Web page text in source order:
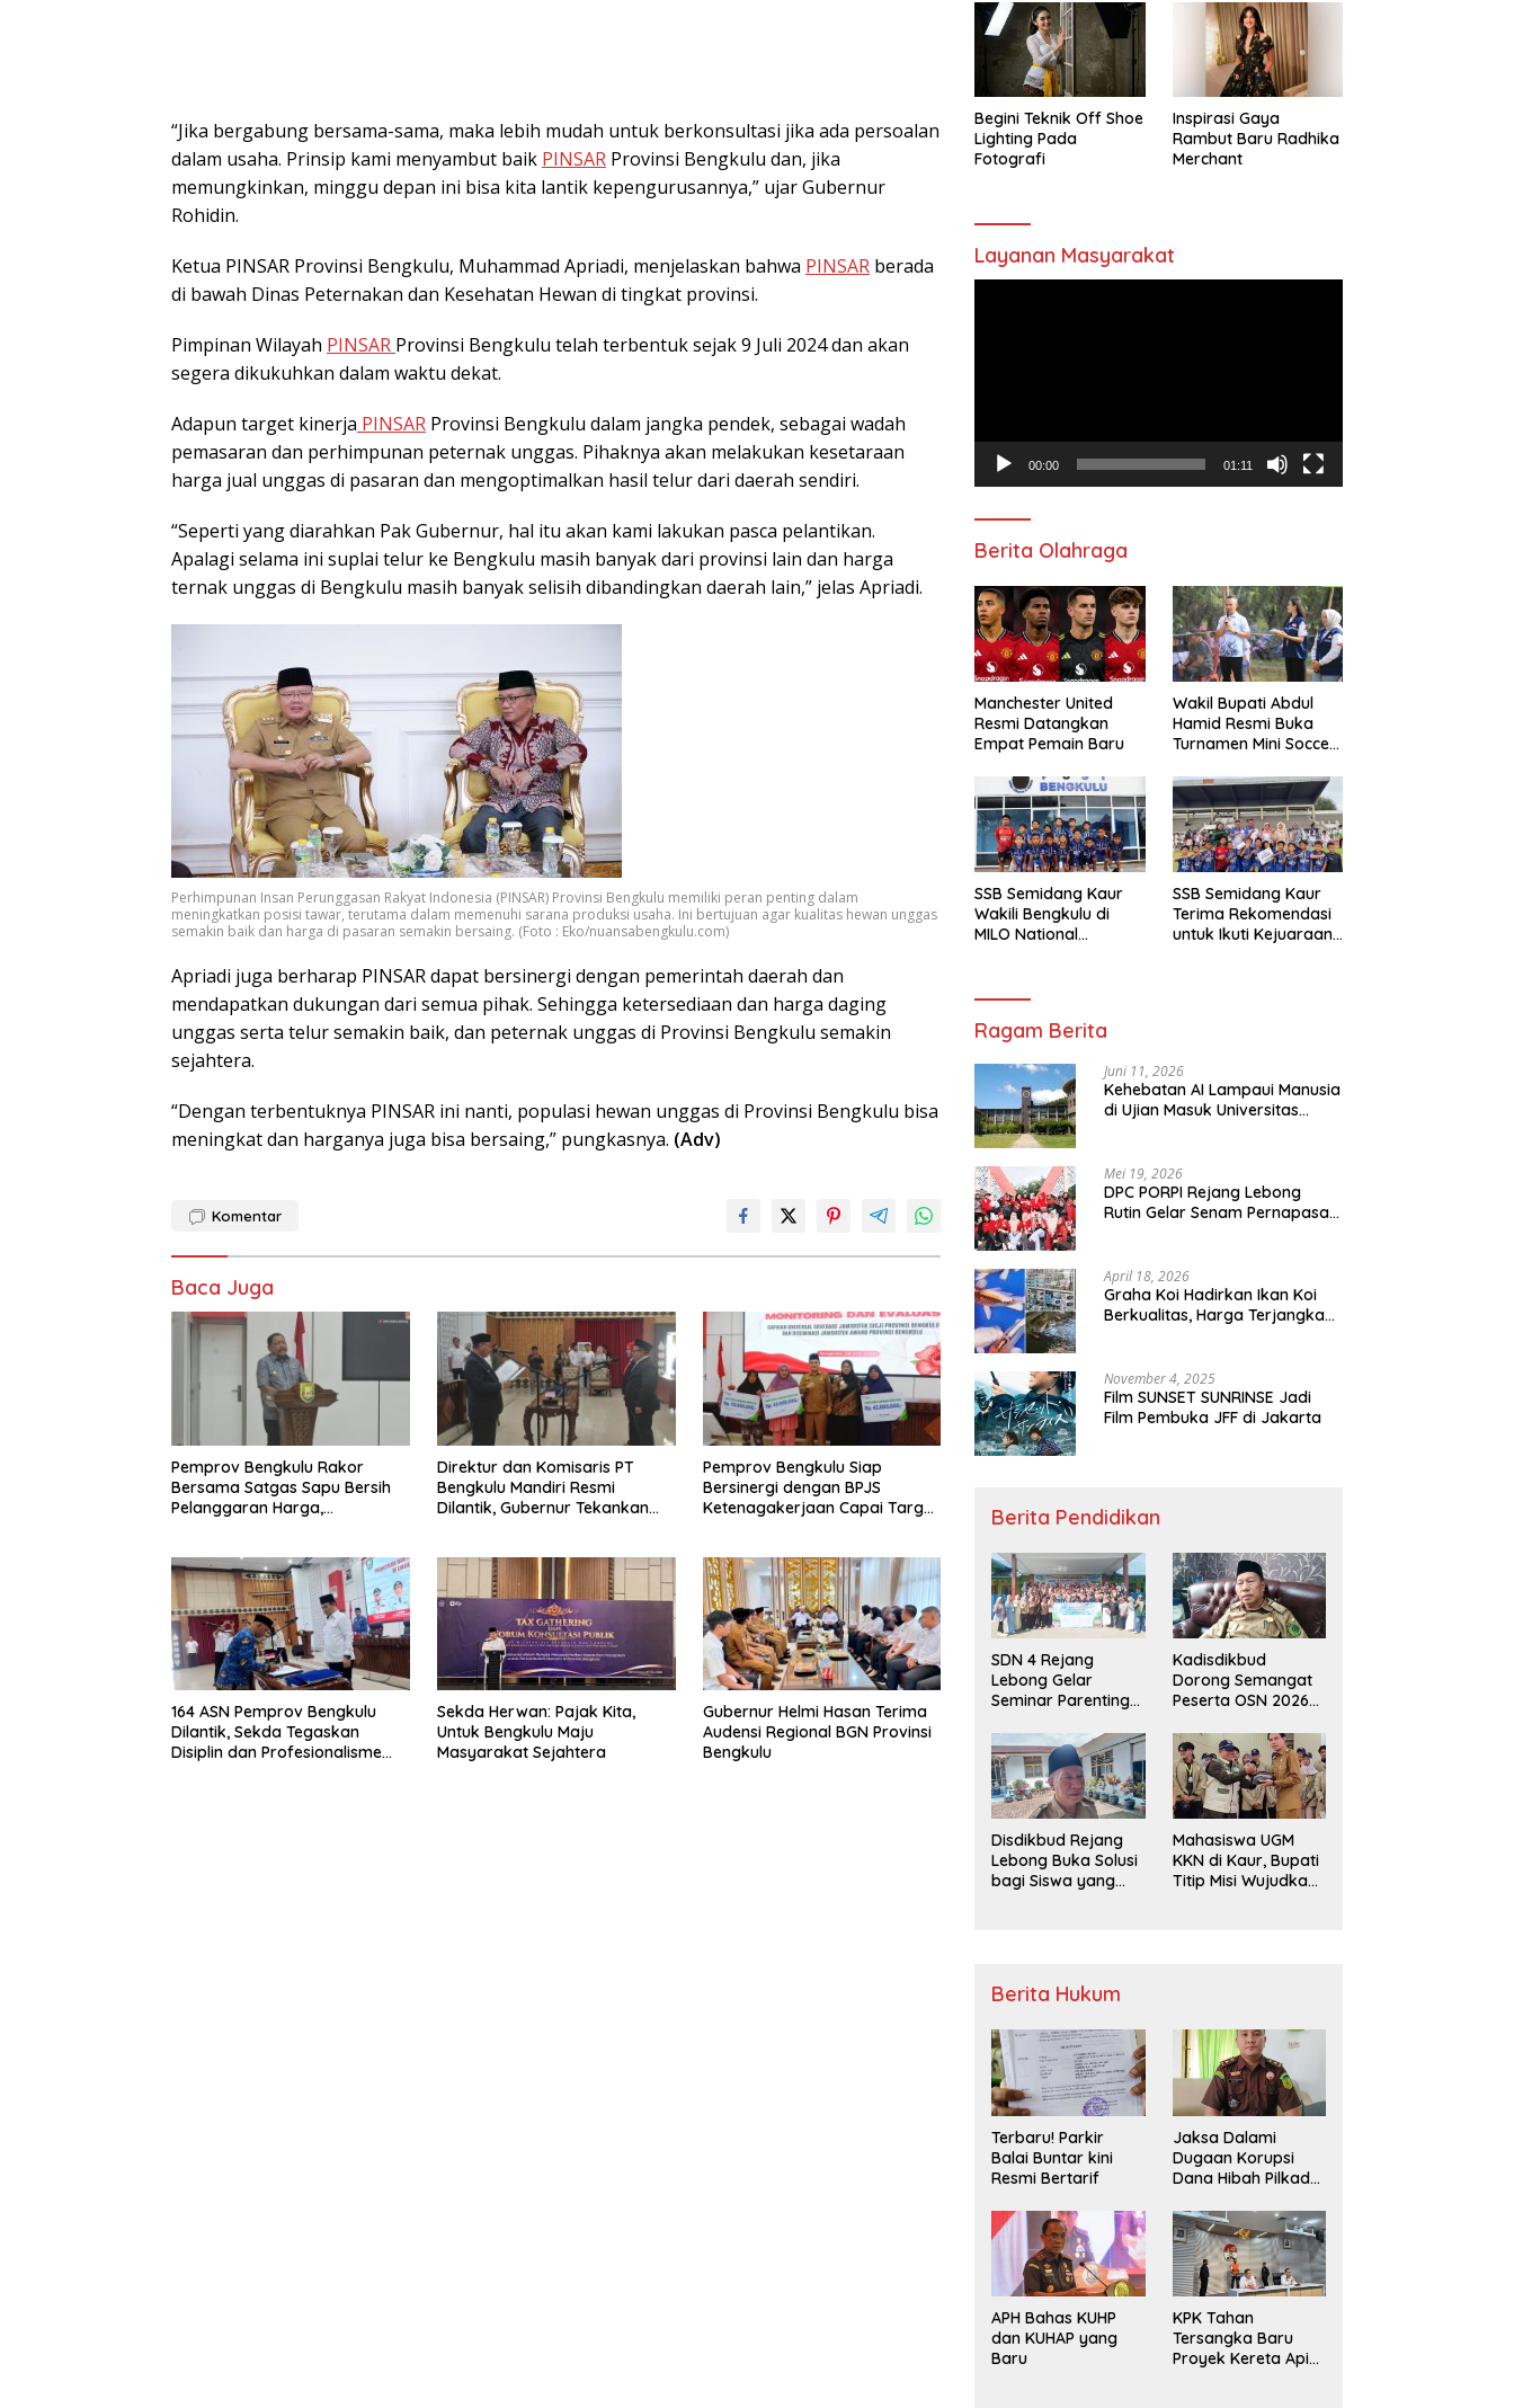
“Jika bergabung bersama-sama, maka lebih mudah untuk berkonsultasi jika ada persoalan
dalam usaha. Prinsip kami menyambut baik PINSAR Provinsi Bengkulu dan, jika
memungkinkan, minggu depan ini bisa kita lantik kepengurusannya,” ujar Gubernur
Rohidin.
Ketua PINSAR Provinsi Bengkulu, Muhammad Apriadi, menjelaskan bahwa PINSAR berada
di bawah Dinas Peternakan dan Kesehatan Hewan di tingkat provinsi.
Pimpinan Wilayah PINSAR Provinsi Bengkulu telah terbentuk sejak 9 Juli 2024 dan akan
segera dikukuhkan dalam waktu dekat.
Adapun target kinerja PINSAR Provinsi Bengkulu dalam jangka pendek, sebagai wadah
pemasaran dan perhimpunan peternak unggas. Pihaknya akan melakukan kesetaraan
harga jual unggas di pasaran dan mengoptimalkan hasil telur dari daerah sendiri.
“Seperti yang diarahkan Pak Gubernur, hal itu akan kami lakukan pasca pelantikan.
Apalagi selama ini suplai telur ke Bengkulu masih banyak dari provinsi lain dan harga
ternak unggas di Bengkulu masih banyak selisih dibandingkan daerah lain,” jelas Apriadi.
Perhimpunan Insan Perunggasan Rakyat Indonesia (PINSAR) Provinsi Bengkulu memiliki peran penting dalam
meningkatkan posisi tawar, terutama dalam memenuhi sarana produksi usaha. Ini bertujuan agar kualitas hewan unggas
semakin baik dan harga di pasaran semakin bersaing. (Foto : Eko/nuansabengkulu.com)
Apriadi juga berharap PINSAR dapat bersinergi dengan pemerintah daerah dan
mendapatkan dukungan dari semua pihak. Sehingga ketersediaan dan harga daging
unggas serta telur semakin baik, dan peternak unggas di Provinsi Bengkulu semakin
sejahtera.
“Dengan terbentuknya PINSAR ini nanti, populasi hewan unggas di Provinsi Bengkulu bisa
meningkat dan harganya juga bisa bersaing,” pungkasnya. (Adv)
Komentar
Baca Juga
Pemprov Bengkulu Rakor
Bersama Satgas Sapu Bersih
Pelanggaran Harga,
Sorotan
Direktur dan Komisaris PT
Bengkulu Mandiri Resmi
Dilantik, Gubernur Tekankan
Pemprov Bengkulu Siap
Bersinergi dengan BPJS
Ketenagakerjaan Capai Target
164 ASN Pemprov Bengkulu
Dilantik, Sekda Tegaskan
Disiplin dan Profesionalisme
Sekda Herwan: Pajak Kita,
Untuk Bengkulu Maju
Masyarakat Sejahtera
Gubernur Helmi Hasan Terima
Audensi Regional BGN Provinsi
Bengkulu
Begini Teknik Off Shoe
Lighting Pada
Fotografi
Inspirasi Gaya
Rambut Baru Radhika
Merchant
Layanan Masyarakat
00:00 01:11
Berita Olahraga
Manchester United
Resmi Datangkan
Empat Pemain Baru
Wakil Bupati Abdul
Hamid Resmi Buka
Turnamen Mini Soccer
SSB Semidang Kaur
Wakili Bengkulu di
MILO National
SSB Semidang Kaur
Terima Rekomendasi
untuk Ikuti Kejuaraan
Ragam Berita
Juni 11, 2026
Kehebatan AI Lampaui Manusia
di Ujian Masuk Universitas
Mei 19, 2026
DPC PORPI Rejang Lebong
Rutin Gelar Senam Pernapasan
April 18, 2026
Graha Koi Hadirkan Ikan Koi
Berkualitas, Harga Terjangkau
November 4, 2025
Film SUNSET SUNRINSE Jadi
Film Pembuka JFF di Jakarta
Berita Pendidikan
SDN 4 Rejang
Lebong Gelar
Seminar Parenting
Bullying,
Kadisdikbud: Patut
Jadi Contoh
Kadisdikbud
Dorong Semangat
Peserta OSN 2026
Disdikbud Rejang
Lebong Buka Solusi
bagi Siswa yang
Mahasiswa UGM
KKN di Kaur, Bupati
Titip Misi Wujudkan
Berita Hukum
Terbaru! Parkir
Balai Buntar kini
Resmi Bertarif
Jaksa Dalami
Dugaan Korupsi
Dana Hibah Pilkada
Kaur
APH Bahas KUHP
dan KUHAP yang
Baru
KPK Tahan
Tersangka Baru
Proyek Kereta Api